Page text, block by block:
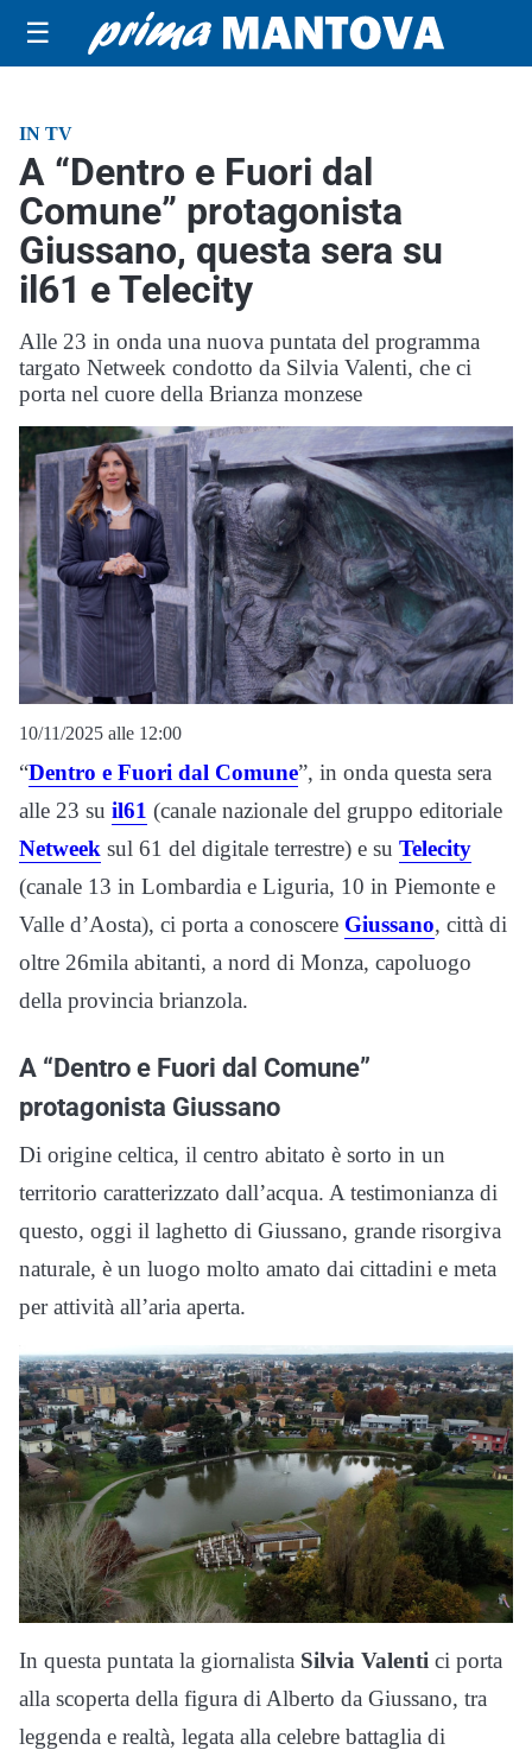
☰
IN TV
A “Dentro e Fuori dal
Comune” protagonista
Giussano, questa sera su
il61 e Telecity
Alle 23 in onda una nuova puntata del programma
targato Netweek condotto da Silvia Valenti, che ci
porta nel cuore della Brianza monzese
10/11/2025 alle 12:00
“Dentro e Fuori dal Comune”, in onda questa sera
alle 23 su il61 (canale nazionale del gruppo editoriale
Netweek sul 61 del digitale terrestre) e su Telecity
(canale 13 in Lombardia e Liguria, 10 in Piemonte e
Valle d’Aosta), ci porta a conoscere Giussano, città di
oltre 26mila abitanti, a nord di Monza, capoluogo
della provincia brianzola.
A “Dentro e Fuori dal Comune”
protagonista Giussano
Di origine celtica, il centro abitato è sorto in un
territorio caratterizzato dall’acqua. A testimonianza di
questo, oggi il laghetto di Giussano, grande risorgiva
naturale, è un luogo molto amato dai cittadini e meta
per attività all’aria aperta.
In questa puntata la giornalista Silvia Valenti ci porta
alla scoperta della figura di Alberto da Giussano, tra
leggenda e realtà, legata alla celebre battaglia di